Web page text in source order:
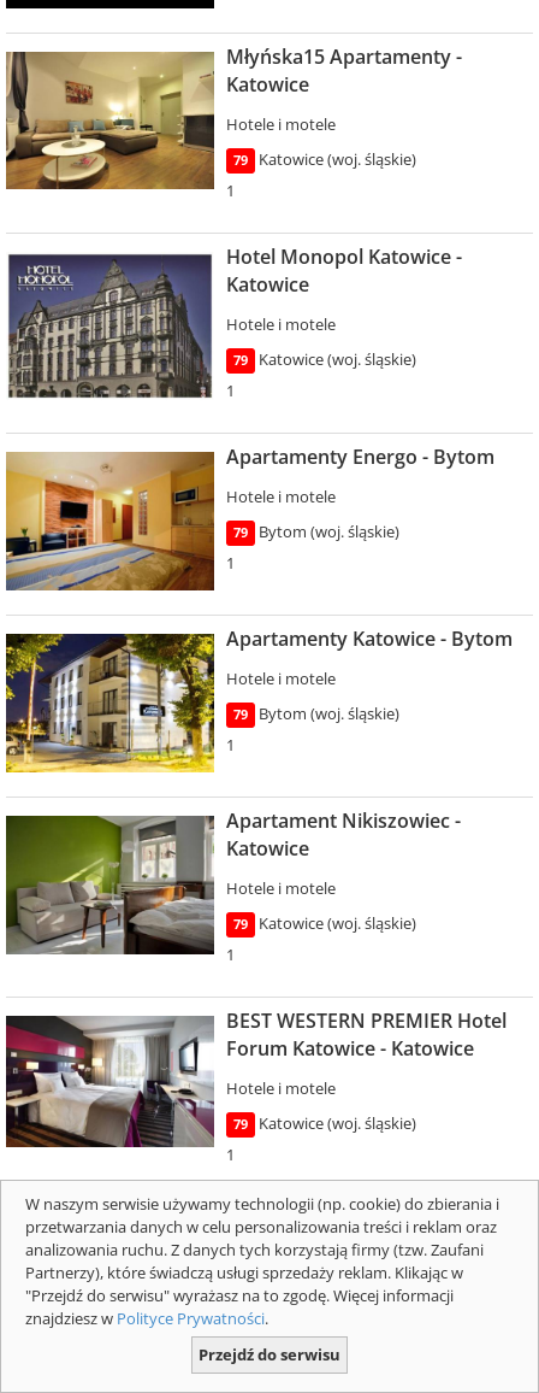
Młyńska15 Apartamenty -
Katowice
Hotele i motele
79
Katowice (woj. śląskie)
1
Hotel Monopol Katowice -
Katowice
Hotele i motele
79
Katowice (woj. śląskie)
1
Apartamenty Energo - Bytom
Hotele i motele
79
Bytom (woj. śląskie)
1
Apartamenty Katowice - Bytom
Hotele i motele
79
Bytom (woj. śląskie)
1
Apartament Nikiszowiec -
Katowice
Hotele i motele
79
Katowice (woj. śląskie)
1
BEST WESTERN PREMIER Hotel
Forum Katowice - Katowice
Hotele i motele
79
Katowice (woj. śląskie)
1
Klimczoka 6 - Katowice
Hotele i motele
79
Katowice (woj. śląskie)
1
W naszym serwisie używamy technologii (np. cookie) do zbierania i
przetwarzania danych w celu personalizowania treści i reklam oraz
analizowania ruchu. Z danych tych korzystają firmy (tzw. Zaufani
Partnerzy), które świadczą usługi sprzedaży reklam. Klikając w
"Przejdź do serwisu" wyrażasz na to zgodę. Więcej informacji
znajdziesz w Polityce Prywatności.
Przejdź do serwisu